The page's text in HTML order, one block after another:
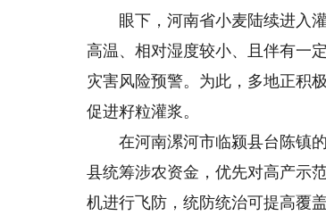
眼下，河南省小麦陆续进入灌
高温、相对湿度较小、且伴有一
灾害风险预警。为此，多地正积
促进籽粒灌浆。
在河南漯河市临颍县台陈镇的
县统筹涉农资金，优先对高产示
机进行飞防，统防统治可提高覆